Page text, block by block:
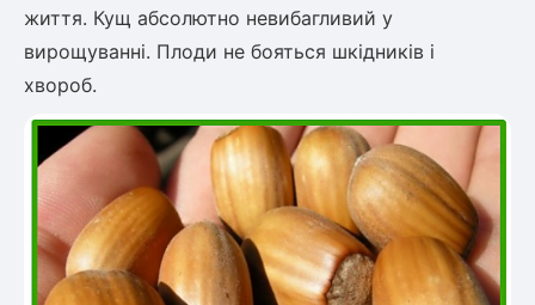
життя. Кущ абсолютно невибагливий у
вирощуванні. Плоди не бояться шкідників і
хвороб.